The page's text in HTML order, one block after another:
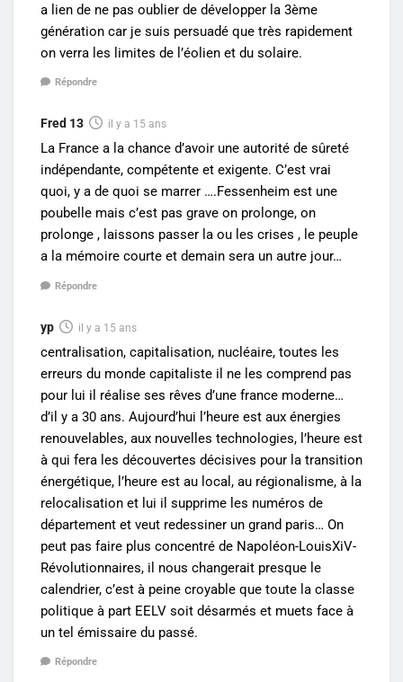
a lien de ne pas oublier de développer la 3ème
génération car je suis persuadé que très rapidement
on verra les limites de l’éolien et du solaire.
Répondre
Fred 13 il y a 15 ans
La France a la chance d’avoir une autorité de sûreté
indépendante, compétente et exigente. C’est vrai
quoi, y a de quoi se marrer ….Fessenheim est une
poubelle mais c’est pas grave on prolonge, on
prolonge , laissons passer la ou les crises , le peuple
a la mémoire courte et demain sera un autre jour…
Répondre
yp il y a 15 ans
centralisation, capitalisation, nucléaire, toutes les
erreurs du monde capitaliste il ne les comprend pas
pour lui il réalise ses rêves d’une france moderne…
d’il y a 30 ans. Aujourd’hui l’heure est aux énergies
renouvelables, aux nouvelles technologies, l’heure est
à qui fera les découvertes décisives pour la transition
énergétique, l’heure est au local, au régionalisme, à la
relocalisation et lui il supprime les numéros de
département et veut redessiner un grand paris… On
peut pas faire plus concentré de Napoléon-LouisXiV-
Révolutionnaires, il nous changerait presque le
calendrier, c’est à peine croyable que toute la classe
politique à part EELV soit désarmés et muets face à
un tel émissaire du passé.
Répondre